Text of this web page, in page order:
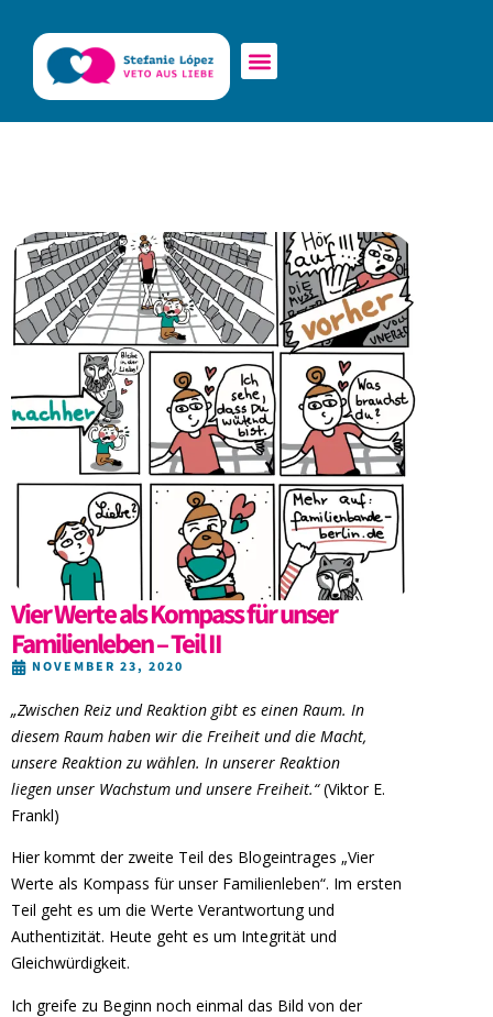
Vier Werte als Kompass für unser
Familienleben – Teil II
NOVEMBER 23, 2020
„Zwischen Reiz und Reaktion gibt es einen Raum. In
diesem Raum haben wir die Freiheit und die Macht,
unsere Reaktion zu wählen. In unserer Reaktion
liegen unser Wachstum und unsere Freiheit.“(Viktor E.
Frankl)
Hier kommt der zweite Teil des Blogeintrages „Vier
Werte als Kompass für unser Familienleben“. Im ersten
Teil geht es um die Werte Verantwortung und
Authentizität. Heute geht es um Integrität und
Gleichwürdigkeit.
Ich greife zu Beginn noch einmal das Bild von der